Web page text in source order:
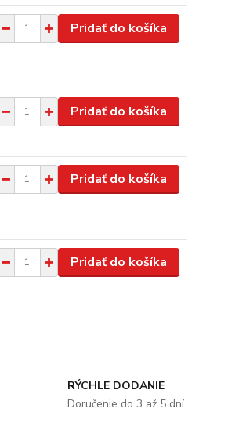
Pridať do košíka
Pridať do košíka
Pridať do košíka
Pridať do košíka
RÝCHLE DODANIE
Doručenie do 3 až 5 dní